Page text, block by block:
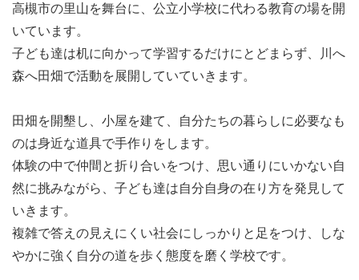
高槻市の里山を舞台に、公立小学校に代わる教育の場を開
いています。
子ども達は机に向かって学習するだけにとどまらず、川へ
森へ田畑で活動を展開していていきます。
田畑を開墾し、小屋を建て、自分たちの暮らしに必要なも
のは身近な道具で手作りをします。
体験の中で仲間と折り合いをつけ、思い通りにいかない自
然に挑みながら、子ども達は自分自身の在り方を発見して
いきます。
複雑で答えの見えにくい社会にしっかりと足をつけ、しな
やかに強く自分の道を歩く態度を磨く学校です。